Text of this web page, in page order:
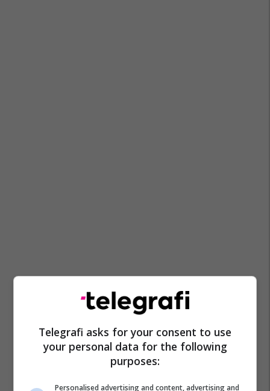
Telegrafi asks for your consent to use
your personal data for the following
purposes:
Personalised advertising and content, advertising and